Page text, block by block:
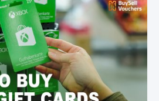
и стадионы в EA